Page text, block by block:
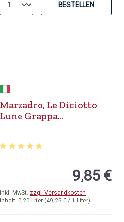
BESTELLEN
Marzadro, Le Diciotto
Lune Grappa
Inhalt: 0,20 Liter (49,25 € / 1 Liter)
inkl. MwSt. zzgl. Versandkosten
9,85 €